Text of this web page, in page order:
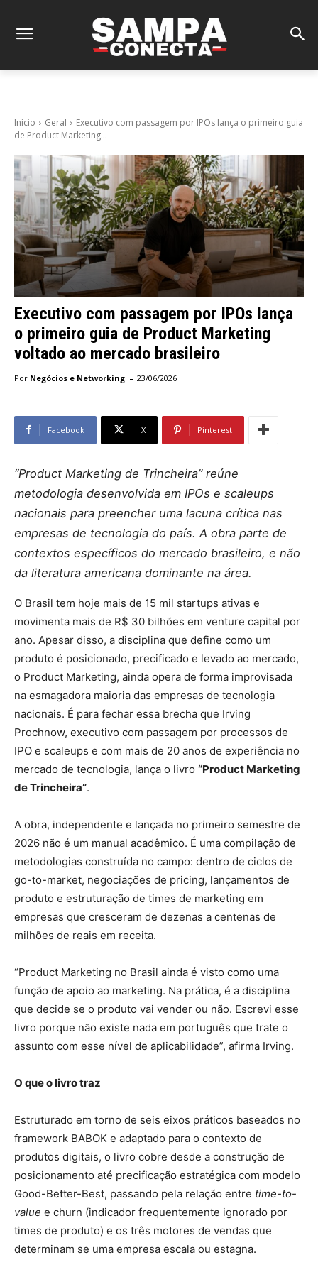
Início Geral
Executivo com passagem por IPOs lança o primeiro guia
de Product Marketing...
Executivo com passagem por IPOs lança
o primeiro guia de Product Marketing
voltado ao mercado brasileiro
Por Negócios e Networking - 23/06/2026
Facebook X Pinterest
“Product Marketing de Trincheira” reúne
metodologia desenvolvida em IPOs e scaleups
nacionais para preencher uma lacuna crítica nas
empresas de tecnologia do país. A obra parte de
contextos específicos do mercado brasileiro, e não
da literatura americana dominante na área.
O Brasil tem hoje mais de 15 mil startups ativas e
movimenta mais de R$ 30 bilhões em venture capital por
ano. Apesar disso, a disciplina que define como um
produto é posicionado, precificado e levado ao mercado,
o Product Marketing, ainda opera de forma improvisada
na esmagadora maioria das empresas de tecnologia
nacionais. É para fechar essa brecha que Irving
Prochnow, executivo com passagem por processos de
IPO e scaleups e com mais de 20 anos de experiência no
mercado de tecnologia, lança o livro “Product Marketing
de Trincheira”.
A obra, independente e lançada no primeiro semestre de
2026 não é um manual acadêmico. É uma compilação de
metodologias construída no campo: dentro de ciclos de
go-to-market, negociações de pricing, lançamentos de
produto e estruturação de times de marketing em
empresas que cresceram de dezenas a centenas de
milhões de reais em receita.
“Product Marketing no Brasil ainda é visto como uma
função de apoio ao marketing. Na prática, é a disciplina
que decide se o produto vai vender ou não. Escrevi esse
livro porque não existe nada em português que trate o
assunto com esse nível de aplicabilidade”, afirma Irving.
O que o livro traz
Estruturado em torno de seis eixos práticos baseados no
framework BABOK e adaptado para o contexto de
produtos digitais, o livro cobre desde a construção de
posicionamento até precificação estratégica com modelo
Good-Better-Best, passando pela relação entre time-to-
value e churn (indicador frequentemente ignorado por
times de produto) e os três motores de vendas que
determinam se uma empresa escala ou estagna.